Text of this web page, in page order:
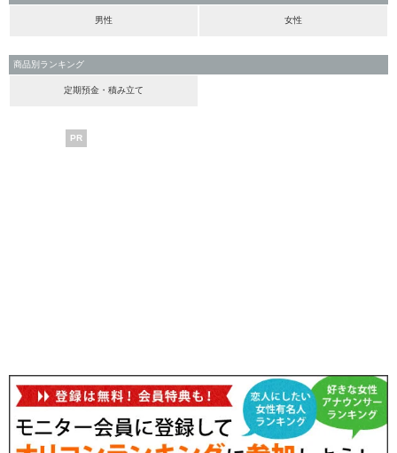
男性 女性
商品別ランキング
定期預金・積み立て
PR